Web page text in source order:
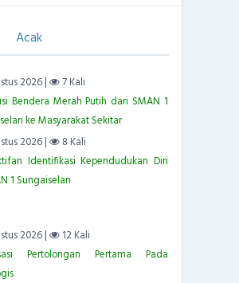
Acak
2026 |
7 Kali
Bendera Merah Putih dari SMAN 1
ke Masyarakat Sekitar
2026 |
8 Kali
Identifikasi Kependudukan Diri
1 Sungaiselan
2026 |
12 Kali
Pertolongan Pertama Pada